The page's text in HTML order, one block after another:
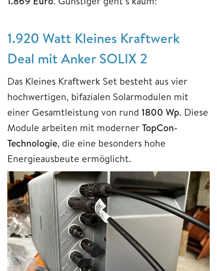
1.920 Watt Kleines Kraftwerk
Deal mit Anker SOLIX 2
Das Kleines Kraftwerk Set besteht aus vier
hochwertigen, bifazialen Solarmodulen mit
einer Gesamtleistung von rund 1800 Wp. Diese
Module arbeiten mit modernerTopCon-
Technologie, die eine besonders hohe
Energieausbeute ermöglicht.